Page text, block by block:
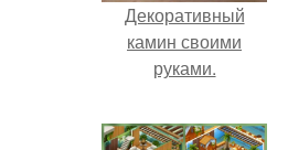
Декоративный
камин своими
руками.